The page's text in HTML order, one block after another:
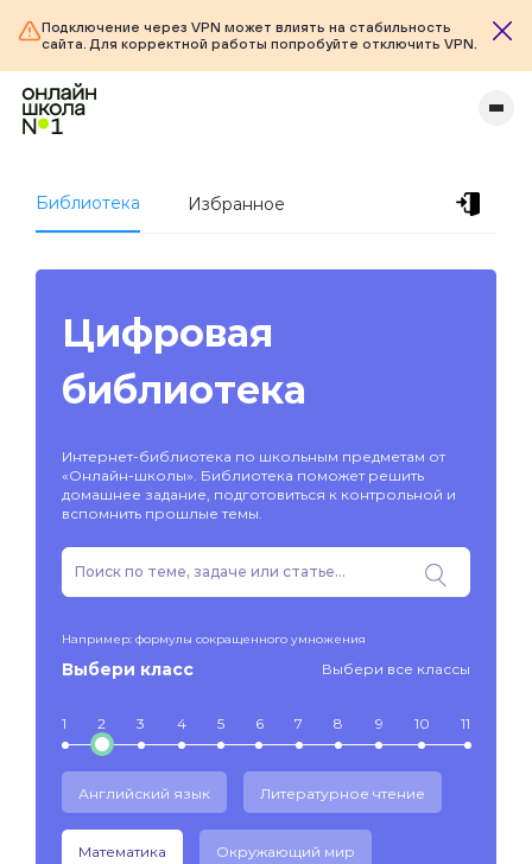
Подключение через VPN может влиять на стабильность
сайта. Для корректной работы попробуйте отключить VPN.
Библиотека Избранное
Цифровая
библиотека
Интернет-библиотека по школьным предметам от
«Онлайн-школы». Библиотека поможет решить
домашнее задание, подготовиться к контрольной и
вспомнить прошлые темы.
Например: формулы сокращенного умножения
Выбери класс Выбери все классы
1 2 3 4 5 6 7 8 9 10 11
Английский язык Литературное чтение
Математика Окружающий мир